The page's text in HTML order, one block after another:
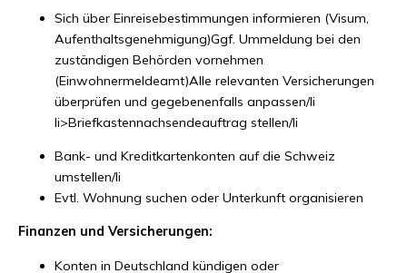
Sich über Einreisebestimmungen informieren (Visum,
Aufenthaltsgenehmigung)Ggf. Ummeldung bei den
zuständigen Behörden vornehmen
(Einwohnermeldeamt)Alle relevanten Versicherungen
überprüfen und gegebenenfalls anpassen/li
li>Briefkastennachsendeauftrag stellen/li
Bank- und Kreditkartenkonten auf die Schweiz
umstellen/li
Evtl. Wohnung suchen oder Unterkunft organisieren
Finanzen und Versicherungen:
Konten in Deutschland kündigen oder